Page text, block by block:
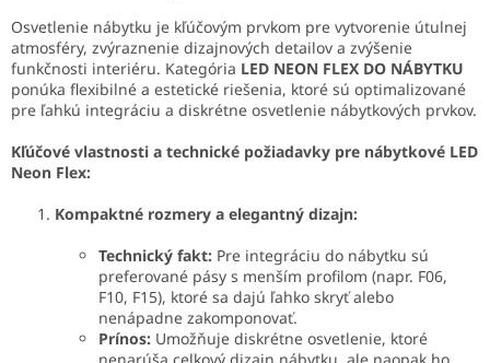
a
c
i
e
p
v
v
p
i
s
u
Osvetlenie nábytku je kľúčovým prvkom pre vytvorenie útulnej
atmosféry, zvýraznenie dizajnových detailov a zvýšenie
funkčnosti interiéru. Kategória LED NEON FLEX DO NÁBYTKU
ponúka flexibilné a estetické riešenia, ktoré sú optimalizované
pre ľahkú integráciu a diskrétne osvetlenie nábytkových prvkov.
Kľúčové vlastnosti a technické požiadavky pre nábytkové LED
Neon Flex:
Kompaktné rozmery a elegantný dizajn:
Technický fakt: Pre integráciu do nábytku sú
preferované pásy s menším profilom (napr. F06,
F10, F15), ktoré sa dajú ľahko skryť alebo
nenápadne zakomponovať.
Prínos: Umožňuje diskrétne osvetlenie, ktoré